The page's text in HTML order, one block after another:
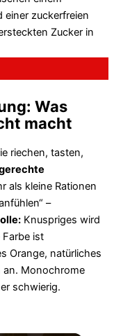
Was
macht
riechen, tasten,
als kleine Rationen
–
Knuspriges wird
ist
Orange, natürliches
an. Monochrome
schwierig.